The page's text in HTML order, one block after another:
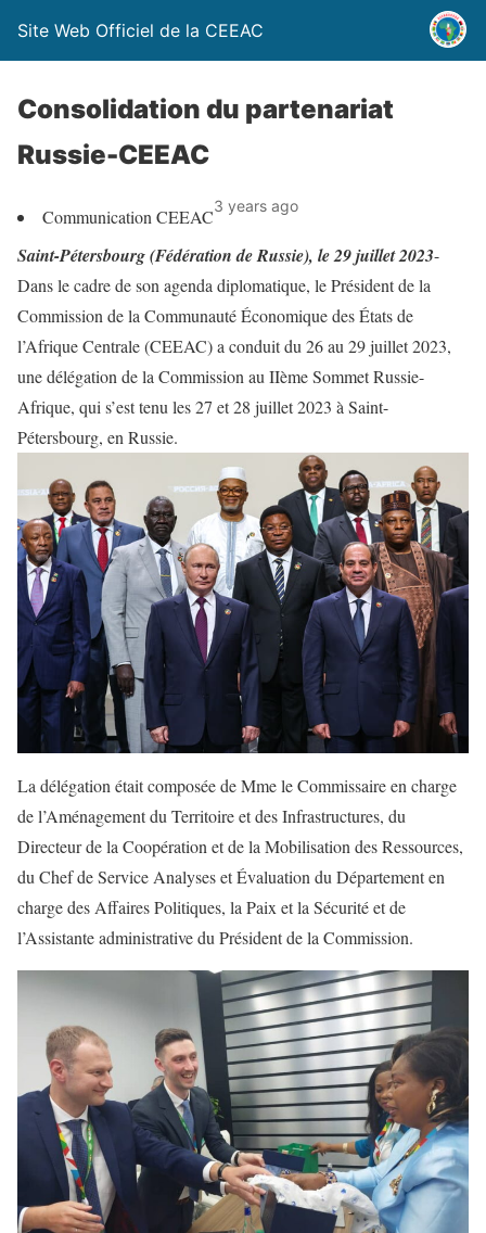
Site Web Officiel de la CEEAC
Consolidation du partenariat
Russie-CEEAC
Communication CEEAC3 years ago
Saint-Pétersbourg (Fédération de Russie), le 29 juillet 2023-
Dans le cadre de son agenda diplomatique, le Président de la
Commission de la Communauté Économique des États de
l’Afrique Centrale (CEEAC) a conduit du 26 au 29 juillet 2023,
une délégation de la Commission au IIème Sommet Russie-
Afrique, qui s’est tenu les 27 et 28 juillet 2023 à Saint-
Pétersbourg, en Russie.
La délégation était composée de Mme le Commissaire en charge
de l’Aménagement du Territoire et des Infrastructures, du
Directeur de la Coopération et de la Mobilisation des Ressources,
du Chef de Service Analyses et Évaluation du Département en
charge des Affaires Politiques, la Paix et la Sécurité et de
l’Assistante administrative du Président de la Commission.